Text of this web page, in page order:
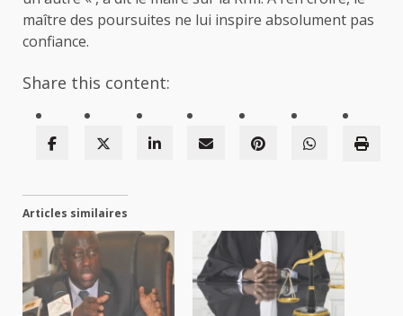
maître des poursuites ne lui inspire absolument pas
confiance.
Share this content:
Articles similaires